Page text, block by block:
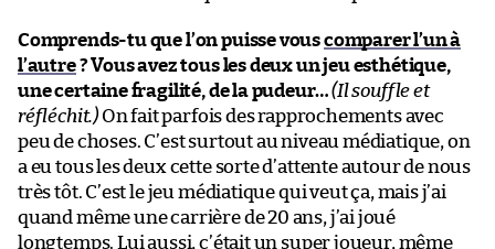
Comprends-tu que l’on puisse vouscomparer l’un à
l’autre? Vous avez tous les deux un jeu esthétique,
une certaine fragilité, de la pudeur…(Il souffle et
réfléchit.) On fait parfois des rapprochements avec
peu de choses. C’est surtout au niveau médiatique, on
a eu tous les deux cette sorte d’attente autour de nous
très tôt. C’est le jeu médiatique qui veut ça, mais j’ai
quand même une carrière de 20 ans, j’ai joué
longtemps. Lui aussi, c’était un super joueur, même